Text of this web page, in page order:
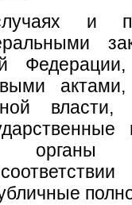
и
актами,
органы